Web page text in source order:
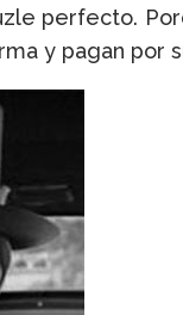
perfecto.
y pagan por